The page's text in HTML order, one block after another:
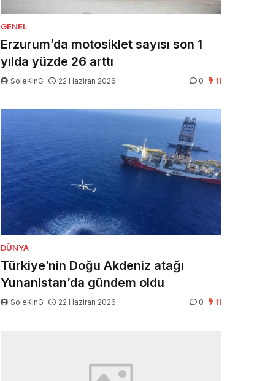
GENEL
Erzurum’da motosiklet sayısı son 1
yılda yüzde 26 arttı
SoleKinG 22 Haziran 2026 0 11
DÜNYA
Türkiye’nin Doğu Akdeniz atağı
Yunanistan’da gündem oldu
SoleKinG 22 Haziran 2026 0 11